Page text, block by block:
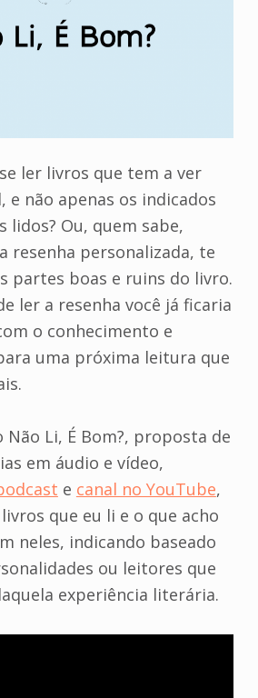
ler livros que tem a ver
e não apenas os indicados
lidos? Ou, quem sabe,
resenha personalizada, te
partes boas e ruins do livro.
ler a resenha você já ficaria
o conhecimento e
uma próxima leitura que
Não Li, É Bom?, proposta de
em áudio e vídeo,
e canal no YouTube,
que eu li e o que acho
neles, indicando baseado
ou leitores que
experiência literária.